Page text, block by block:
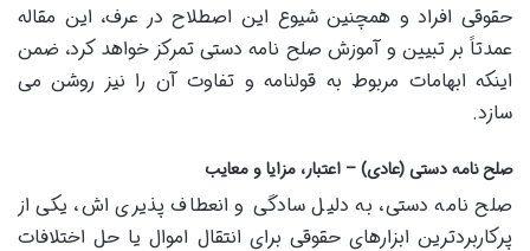
حقوقی افراد و همچنین شیوع این اصطلاح در عرف، این مقاله
عمدتاً بر تبیین و آموزش صلح نامه دستی تمرکز خواهد کرد، ضمن
اینکه ابهامات مربوط به قولنامه و تفاوت آن را نیز روشن می
سازد.
صلح نامه دستی (عادی) – اعتبار، مزایا و معایب
صلح نامه دستی، به دلیل سادگی و انعطاف پذیری اش، یکی از
پرکاربردترین ابزارهای حقوقی برای انتقال اموال یا حل اختلافات